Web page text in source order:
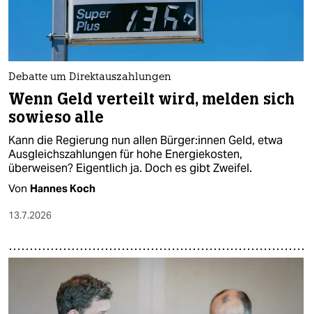
Debatte um Direktauszahlungen
Wenn Geld verteilt wird, melden sich
sowieso alle
Kann die Regierung nun allen Bür­ge­r:in­nen Geld, etwa
Ausgleichszahlungen für hohe Energiekosten,
überweisen? Eigentlich ja. Doch es gibt Zweifel.
Von Hannes Koch
13.7.2026